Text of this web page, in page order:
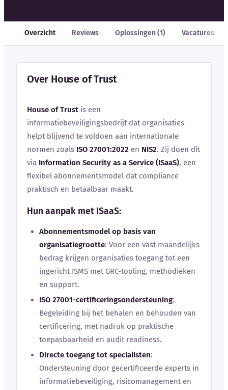
Overzicht Reviews Oplossingen (1) Vacatures
Over House of Trust
House of Trust is een
informatiebeveiligingsbedrijf dat organisaties
helpt blijvend te voldoen aan internationale
normen zoals ISO 27001:2022 en NIS2. Zij doen dit
via Information Security as a Service (ISaaS), een
flexibel abonnementsmodel dat compliance
praktisch en betaalbaar maakt.
Hun aanpak met ISaaS:
Abonnementsmodel op basis van
organisatiegrootte: Voor een vast maandelijks
bedrag krijgen organisaties toegang tot een
ingericht ISMS met GRC-tooling, methodieken
en support.
ISO 27001-certificeringsondersteuning:
Begeleiding bij het behalen en behouden van
certificering, met nadruk op praktische
toepasbaarheid en audit readiness.
Directe toegang tot specialisten:
Ondersteuning door gecertificeerde experts in
informatiebeveiliging, risicomanagement en